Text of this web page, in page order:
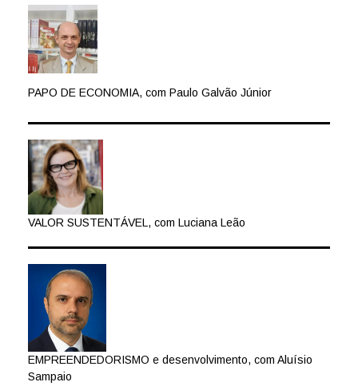
PAPO DE ECONOMIA, com Paulo Galvão Júnior
VALOR SUSTENTÁVEL, com Luciana Leão
EMPREENDEDORISMO e desenvolvimento, com Aluísio
Sampaio